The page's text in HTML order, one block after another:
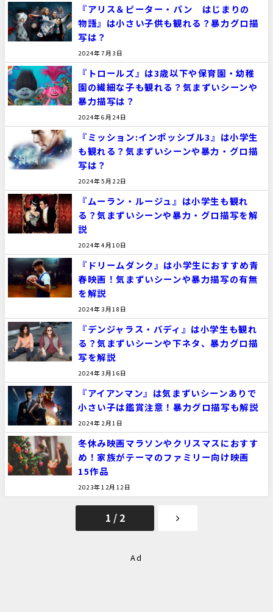
『アリス＆ピーター・パン はじまりの
物語』は小さい子供も観れる？暴力グロ描
写は？
2024年7月3日
『トロールズ』は3歳以下や保育園・幼稚
園の繊細な子も観れる？気まずいシーンや
暴力描写は？
2024年6月24日
『ミッション:インポッシブル3』は小学生
も観れる？気まずいシーンや暴力・グロ描
写は？
2024年5月22日
『ムーラン・ルージュ』は小学生も観れ
る？気まずいシーンや暴力・グロ描写を解
説
2024年4月10日
『ドリームダンク』は小学生におすすめ青
春映画！気まずいシーンや暴力描写の有無
を解説
2024年3月18日
『デンジャラス・バディ』は小学生も観れ
る？気まずいシーンや下ネタ、暴力グロ描
写を解説
2024年3月16日
『アイアンマン』は気まずいシーンありで
小さい子は鑑賞注意！暴力グロ描写も解説
2024年2月1日
冬休み映画マラソンやクリスマスにおすす
め！家族がテーマのファミリー向け映画
15作品
2023年12月12日
1 / 2
Ad